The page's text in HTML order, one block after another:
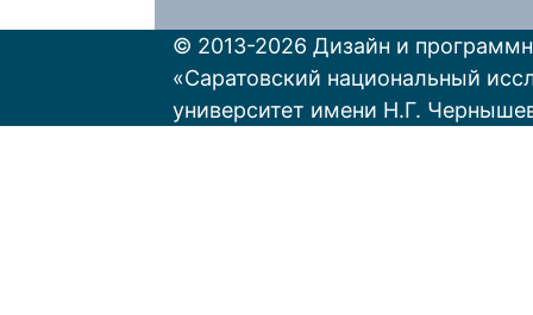
© 2013-2026 Дизайн и
«Саратовский национальный
университет имени Н.Г.